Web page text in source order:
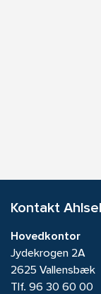
Kontakt
Hovedkontor
Jydekrogen 2A
2625 Vallensbæk
Tlf. 96 30 60 00